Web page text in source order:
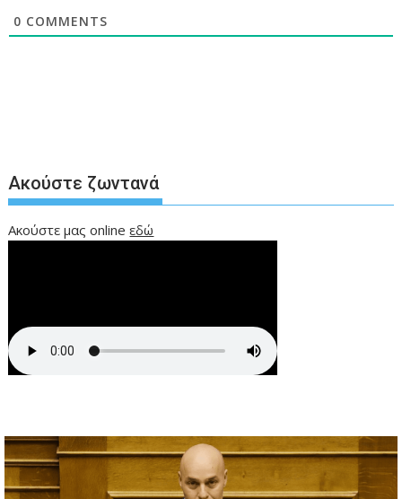
0 COMMENTS
Ακούστε ζωντανά
Ακούστε μας onlineεδώ